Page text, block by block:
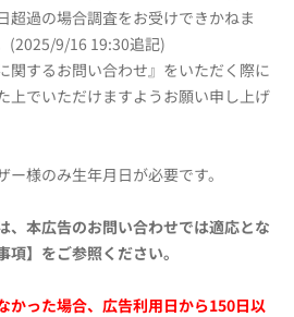
超過の場合調査をお受けできかねま
(2025/9/16 19:30追記)
関するお問い合わせ』をいただく際に
上でいただけますようお願い申し上げ
様のみ生年月日が必要です。
、本広告のお問い合わせでは適応とな
】をご参照ください。
かった場合、広告利用日から150日以